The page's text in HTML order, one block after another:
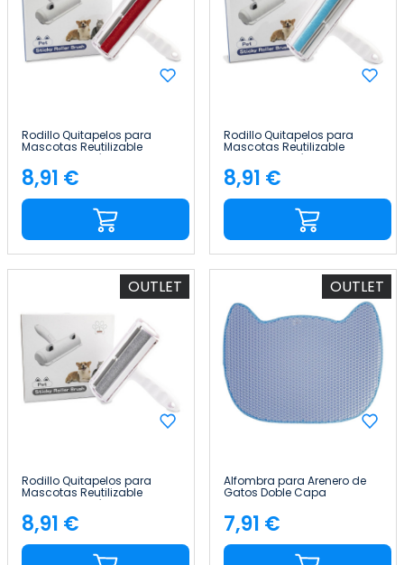
Rodillo Quitapelos para
Mascotas Reutilizable
Mango Ergonómico Goma
Recta Glückpet
Precio
8,91 €
Rodillo Quitapelos para
Mascotas Reutilizable
Mango Ergonómico Goma
Recta Glückpet
Precio
8,91 €
OUTLET
Rodillo Quitapelos para
Mascotas Reutilizable
Mango Ergonómico Goma
Recta Glückpet
Precio
8,91 €
OUTLET
Alfombra para Arenero de
Gatos Doble Capa
Antideslizante Impermeable
Forma de Gato 65x40cm
Glückpet
Precio
7,91 €